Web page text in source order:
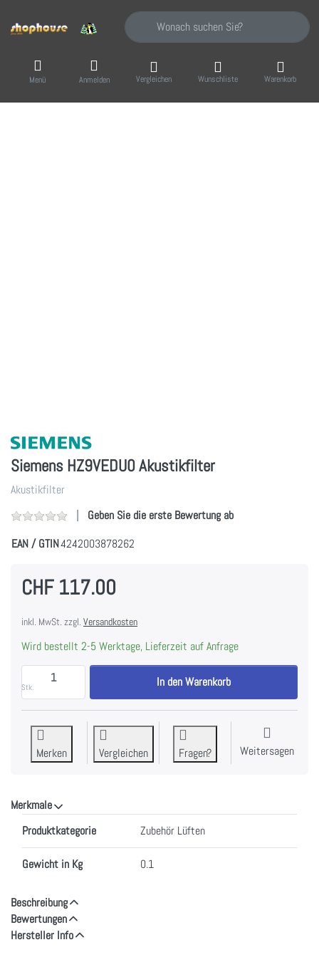
Geben Sie einen Suchbegriff ein. Während
Menü Anmelden Vergleichen Wunschliste Warenkorb
Siemens HZ9VEDU0 Akustikfilter
Akustikfilter
Geben Sie die erste Bewertung ab
EAN / GTIN4242003878262
CHF 117.00
inkl. MwSt. zzgl. Versandkosten
Wird bestellt 2-5 Werktage, Lieferzeit auf Anfrage
Stk.
Siemens HZ9VEDU0 Akustikfilter zu CHF 117.00,
In den Warenkorb
Merken Vergleichen Fragen? Weitersagen
Merkmale
Produktkategorie Zubehör Lüften
Gewicht in Kg 0.1
Beschreibung
Bewertungen
Hersteller Info